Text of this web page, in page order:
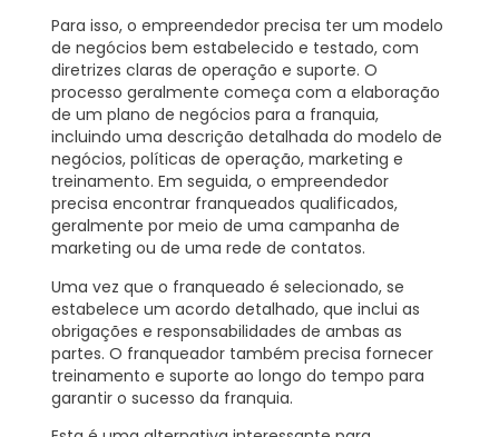
Para isso, o empreendedor precisa ter um modelo
de negócios bem estabelecido e testado, com
diretrizes claras de operação e suporte. O
processo geralmente começa com a elaboração
de um plano de negócios para a franquia,
incluindo uma descrição detalhada do modelo de
negócios, políticas de operação, marketing e
treinamento. Em seguida, o empreendedor
precisa encontrar franqueados qualificados,
geralmente por meio de uma campanha de
marketing ou de uma rede de contatos.
Uma vez que o franqueado é selecionado, se
estabelece um acordo detalhado, que inclui as
obrigações e responsabilidades de ambas as
partes. O franqueador também precisa fornecer
treinamento e suporte ao longo do tempo para
garantir o sucesso da franquia.